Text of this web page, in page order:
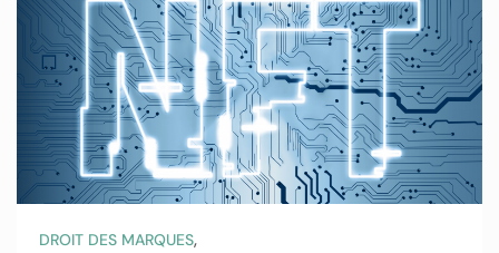
DROIT DES MARQUES,